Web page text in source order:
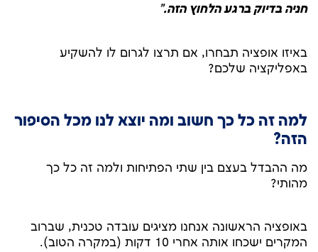
חניה בדיוק ברגע הלחוץ הזה.”
באיזו אופציה תבחרו, אם תרצו לגרום לו להשקיע
באפליקציה שלכם?
למה זה כל כך חשוב ומה יוצא לנו מכל הסיפור
הזה?
מה ההבדל בעצם בין שתי הפתיחות ולמה זה כל כך
מהותי?
באופציה הראשונה אנחנו מציגים עובדה טכנית, שברוב
המקרים ישכחו אותה אחרי 10 דקות (במקרה הטוב).